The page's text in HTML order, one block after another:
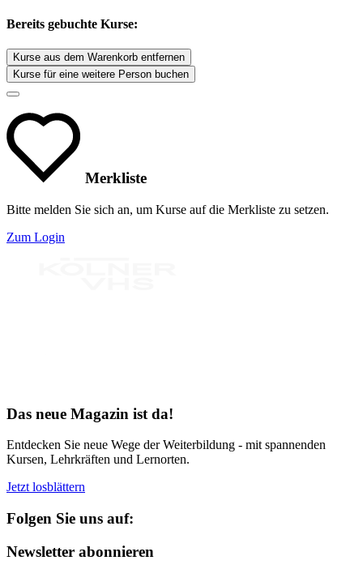
Bereits gebuchte Kurse:
Kurse aus dem Warenkorb entfernen
Kurse für eine weitere Person buchen
Merkliste
Bitte melden Sie sich an, um Kurse auf die Merkliste zu setzen.
Zum Login
Das neue Magazin ist da!
Entdecken Sie neue Wege der Weiterbildung - mit spannenden
Kursen, Lehrkräften und Lernorten.
Jetzt losblättern
Folgen Sie uns auf:
Newsletter abonnieren